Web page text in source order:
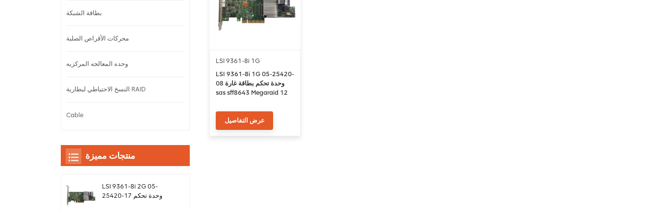
LSI 9361-8i 1G
LSI 9361-8i 1G 05-25420-
08 وحدة تحكم بطاقة غارة
sas sff8643 Megaraid 12
عرض التفاصيل
بطاقة الشبكة
محركات الأقراص الصلبة
وحده المعالجه المركزيه
النسخ الاحتياطي لبطارية RAID
Cable
منتجات مميزة
LSI 9361-8i 2G 05-
25420-17 وحدة تحكم